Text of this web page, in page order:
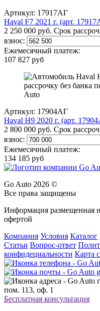
Артикул: 17917АГ
Haval F7 2021 г. (арт.
2 250 000 руб. Срок
взнос:
Ежемесячный платеж:
107 827 руб
Артикул: 17904АГ
Haval H9 2020 г. (арт.
2 800 000 руб. Срок
взнос:
Ежемесячный платеж:
134 185 руб
Go Auto 2026 ©
Все права защищены
Информация размещенная
офертой
Компания Условия Каталог
Статьи Вопрос-ответ
конфидециальности Карта
пом. 113, оф. 1
Бесплатная консультация